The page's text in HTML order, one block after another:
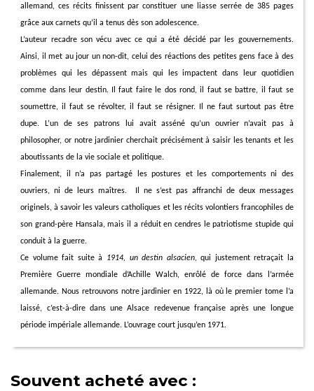
allemand, ces récits finissent par constituer une liasse serrée de 385 pages
grâce aux carnets qu’il a tenus dès son adolescence.
L’auteur recadre son vécu avec ce qui a été décidé par les gouvernements.
Ainsi, il met au jour un non-dit, celui des réactions des petites gens face à des
problèmes qui les dépassent mais qui les impactent dans leur quotidien
comme dans leur destin. Il faut faire le dos rond, il faut se battre, il faut se
soumettre, il faut se révolter, il faut se résigner. Il ne faut surtout pas être
dupe. L’un de ses patrons lui avait asséné qu’un ouvrier n’avait pas à
philosopher, or notre jardinier cherchait précisément à saisir les tenants et les
aboutissants de la vie sociale et politique.
Finalement, il n’a pas partagé les postures et les comportements ni des
ouvriers, ni de leurs maîtres.
Il ne s’est pas affranchi de deux messages
originels, à savoir les valeurs catholiques et les récits volontiers francophiles de
son grand-père Hansala, mais il a réduit en cendres le patriotisme stupide qui
conduit à la guerre.
Ce volume fait suite à 1914, un destin alsacien, qui justement retraçait la
Première Guerre mondiale d’Achille Walch, enrôlé de force dans l’armée
allemande. Nous retrouvons notre jardinier en 1922, là où le premier tome l’a
laissé, c’est-à-dire dans une Alsace redevenue française après une longue
période impériale allemande. L’ouvrage court jusqu’en 1971.
Souvent acheté avec :